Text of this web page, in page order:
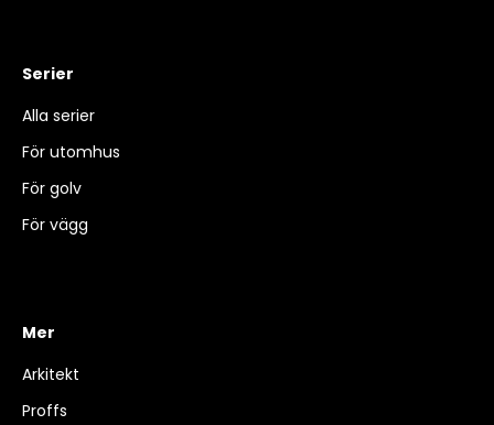
Serier
Alla serier
För utomhus
För golv
För vägg
Mer
Arkitekt
Proffs